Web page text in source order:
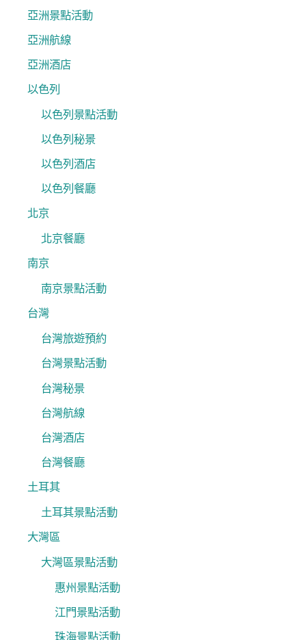
亞洲景點活動
亞洲航線
亞洲酒店
以色列
以色列景點活動
以色列秘景
以色列酒店
以色列餐廳
北京
北京餐廳
南京
南京景點活動
台灣
台灣旅遊預約
台灣景點活動
台灣秘景
台灣航線
台灣酒店
台灣餐廳
土耳其
土耳其景點活動
大灣區
大灣區景點活動
惠州景點活動
江門景點活動
珠海景點活動